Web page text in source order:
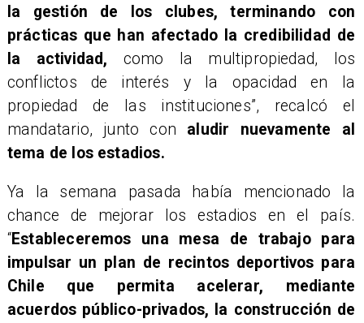
la gestión de los clubes, terminando con
prácticas que han afectado la credibilidad de
la actividad, como la multipropiedad, los
conflictos de interés y la opacidad en la
propiedad de las instituciones”, recalcó el
mandatario, junto con aludir nuevamente al
tema de los estadios.
Ya la semana pasada había mencionado la
chance de mejorar los estadios en el país.
“Estableceremos una mesa de trabajo para
impulsar un plan de recintos deportivos para
Chile que permita acelerar, mediante
acuerdos público-privados, la construcción de